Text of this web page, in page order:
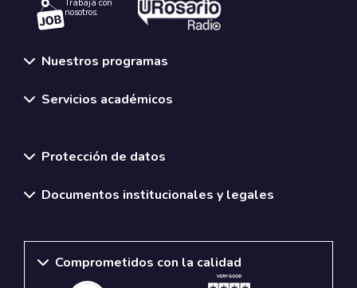
Trabaja con
nosotros.
Nuestros programas
Servicios académicos
Protección de datos
Documentos institucionales y legales
Comprometidos con la calidad